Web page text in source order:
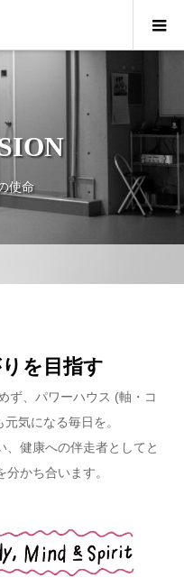
使命
を目指す
ず、パワーハウス (軸・コ
気になる毎日を。
、健康への伴走者としてと
かち合います。